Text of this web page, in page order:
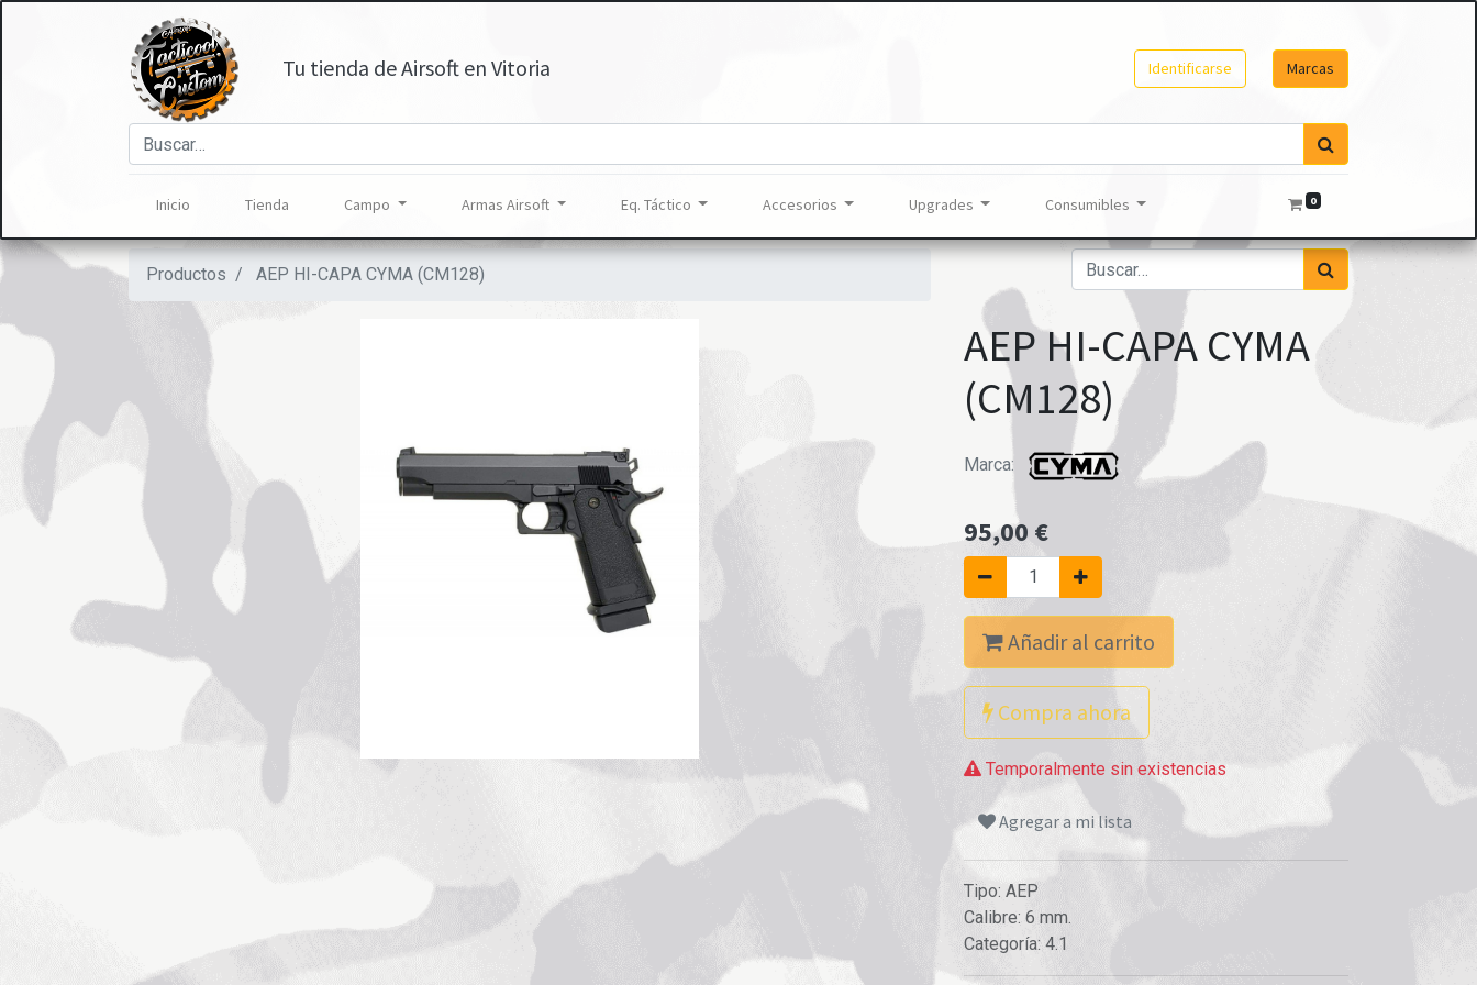
Tu tienda de Airsoft en Vitoria Identificarse Marcas
Inicio Tienda Campo Armas Airsoft Eq. Táctico Accesorios Upgrades Consumibles 0
Productos AEP HI-CAPA CYMA (CM128)
AEP HI-CAPA CYMA
(CM128)
Marca:
95,00 €
Añadir al carrito
Compra ahora
Temporalmente sin existencias
Agregar a mi lista
Tipo: AEP
Calibre: 6 mm.
Categoría: 4.1